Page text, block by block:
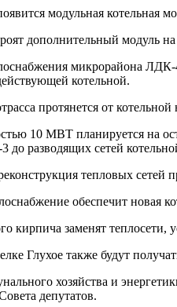
модульная
дополнительный модуль
микрорайона
котельной.
протянется от
10 МВТ планируется на
до разводящих сетей
тепловых сетей
обеспечит новая
кирпича заменят
Глухое также будут
хозяйства и
депутатов.